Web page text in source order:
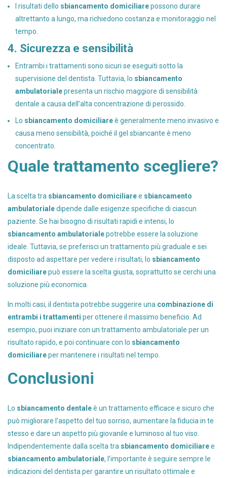
I risultati dello sbiancamento domiciliarepossono durare
altrettanto a lungo, ma richiedono costanza e monitoraggio nel
tempo.
4. Sicurezza e sensibilità
Entrambi i trattamenti sono sicuri se eseguiti sotto la
supervisione del dentista. Tuttavia, lo sbiancamento
ambulatorialepresenta un rischio maggiore di sensibilità
dentale a causa dell’alta concentrazione di perossido.
Lo sbiancamento domiciliareè generalmente meno invasivo e
causa meno sensibilità, poiché il gel sbiancante è meno
concentrato.
Quale trattamento scegliere?
La scelta tra sbiancamento domiciliaree sbiancamento
ambulatorialedipende dalle esigenze specifiche di ciascun
paziente. Se hai bisogno di risultati rapidi e intensi, lo
sbiancamento ambulatorialepotrebbe essere la soluzione
ideale. Tuttavia, se preferisci un trattamento più graduale e sei
disposto ad aspettare per vedere i risultati, lo sbiancamento
domiciliarepuò essere la scelta giusta, soprattutto se cerchi una
soluzione più economica.
In molti casi, il dentista potrebbe suggerire una combinazione di
entrambi i trattamenti per ottenere il massimo beneficio. Ad
esempio, puoi iniziare con un trattamento ambulatoriale per un
risultato rapido, e poi continuare con lo sbiancamento
domiciliareper mantenere i risultati nel tempo.
Conclusioni
Lo sbiancamento dentaleè un trattamento efficace e sicuro che
può migliorare l’aspetto del tuo sorriso, aumentare la fiducia in te
stesso e dare un aspetto più giovanile e luminoso al tuo viso.
Indipendentemente dalla scelta tra sbiancamento domiciliaree
sbiancamento ambulatoriale, l’importante è seguire sempre le
indicazioni del dentista per garantire un risultato ottimale e